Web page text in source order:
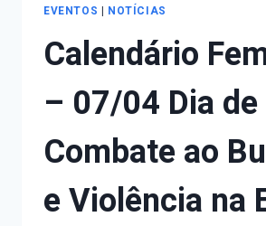
CONTRA
MULHERES
EM
EVENTOS | NOTÍCIAS
Calendário
– 07/04 Dia de
Combate ao
e Violência na